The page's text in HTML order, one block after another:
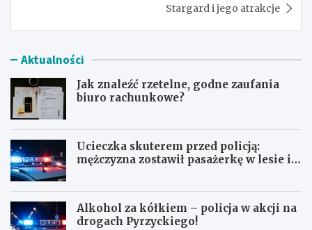
Stargard i jego atrakcje
Aktualności
Jak znaleźć rzetelne, godne zaufania
biuro rachunkowe?
Ucieczka skuterem przed policją:
mężczyzna zostawił pasażerkę w lesie i
Alkohol za kółkiem – policja w akcji na
drogach Pyrzyckiego!